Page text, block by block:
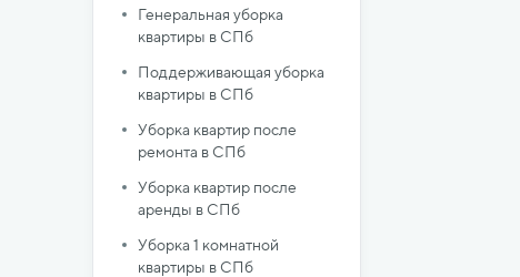
Генеральная уборка
квартиры в СПб
Поддерживающая уборка
квартиры в СПб
Уборка квартир после
ремонта в СПб
Уборка квартир после
аренды в СПб
Уборка 1 комнатной
квартиры в СПб